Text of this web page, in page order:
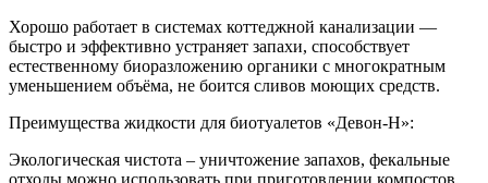
Хорошо работает в системах коттеджной канализации —
быстро и эффективно устраняет запахи, способствует
естественному биоразложению органики с многократным
уменьшением объёма, не боится сливов моющих средств.
Преимущества жидкости для биотуалетов «Девон-Н»:
Экологическая чистота – уничтожение запахов, фекальные
отходы можно использовать при приготовлении компостов.